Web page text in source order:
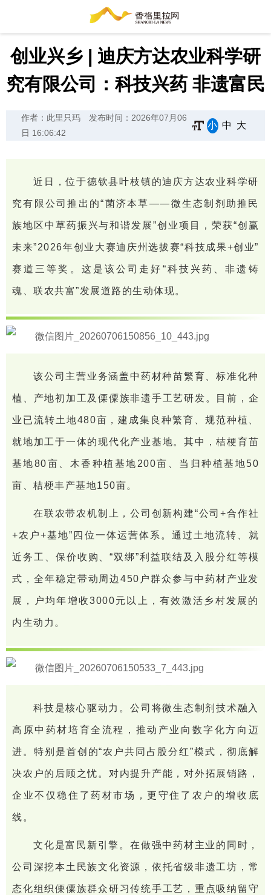
创业兴乡 | 迪庆方达农业科学研
究有限公司：科技兴药 非遗富民
作者：此里只玛
发布时间：2026年07月06
日 16:06:42
小 中 大
近日，位于德钦县叶枝镇的迪庆方达农业科学研
究有限公司推出的“菌济本草——微生态制剂助推民
族地区中草药振兴与和谐发展”创业项目，荣获“创赢
未来”2026年创业大赛迪庆州选拔赛“科技成果+创业”
赛道三等奖。这是该公司走好“科技兴药、非遗铸
魂、联农共富”发展道路的生动体现。
该公司主营业务涵盖中药材种苗繁育、标准化种
植、产地初加工及傈僳族非遗手工艺研发。目前，企
业已流转土地480亩，建成集良种繁育、规范种植、
就地加工于一体的现代化产业基地。其中，桔梗育苗
基地80亩、木香种植基地200亩、当归种植基地50
亩、桔梗丰产基地150亩。
在联农带农机制上，公司创新构建“公司+合作社
+农户+基地”四位一体运营体系。通过土地流转、就
近务工、保价收购、“双绑”利益联结及入股分红等模
式，全年稳定带动周边450户群众参与中药材产业发
展，户均年增收3000元以上，有效激活乡村发展的
内生动力。
科技是核心驱动力。公司将微生态制剂技术融入
高原中药材培育全流程，推动产业向数字化方向迈
进。特别是首创的“农户共同占股分红”模式，彻底解
决农户的后顾之忧。对内提升产能，对外拓展销路，
企业不仅稳住了药材市场，更守住了农户的增收底
线。
文化是富民新引擎。在做强中药材主业的同时，
公司深挖本土民族文化资源，依托省级非遗工坊，常
态化组织傈僳族群众研习传统手工艺，重点吸纳留守